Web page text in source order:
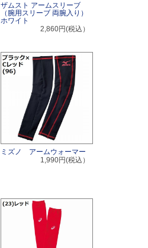
ザムスト アームスリーブ
（腕用スリーブ 両腕入り）
ホワイト
2,860円(税込）
ミズノ アームウォーマー
1,990円(税込）